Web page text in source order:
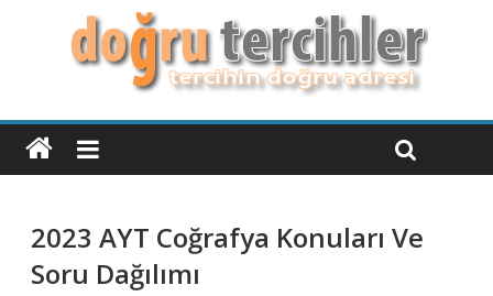
2023 AYT Coğrafya Konuları Ve
Soru Dağılımı